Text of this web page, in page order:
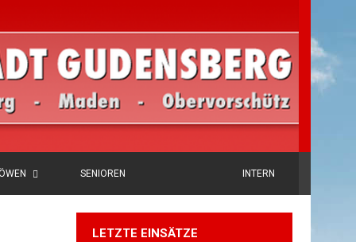
SENIOREN INTERN
LETZTE EINSÄTZE